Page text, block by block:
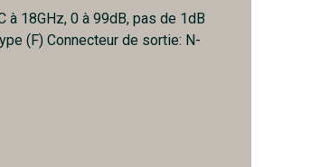
à 18GHz, 0 à 99dB, pas de 1dB
(F) Connecteur de sortie: N-